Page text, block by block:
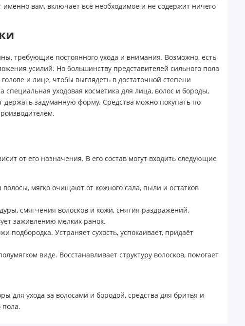
вам, включает всё необходимое и не содержит ничего
требующие постоянного ухода и внимания. Возможно, есть
усилий. Но большинству представителей сильного пола
и лице, чтобы выглядеть в достаточной степени
уходовая косметика для лица, волос и бороды,
держать задуманную форму. Средства можно покупать по
от его назначения. В его состав могут входить следующие
мягко очищают от кожного сала, пыли и остатков
смягчения волосков и кожи, снятия раздражений.
заживлению мелких ранок.
подбородка. Устраняет сухость, успокаивает, придаёт
виде. Восстанавливает структуру волосков, помогает
для ухода за волосами и бородой, средства для бритья и
пола.